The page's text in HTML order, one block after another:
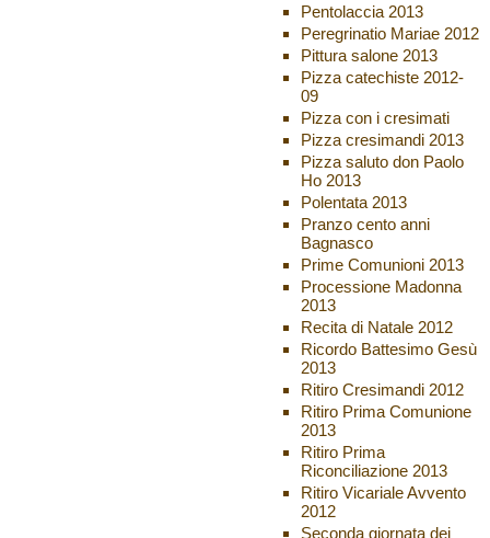
Pentolaccia 2013
Peregrinatio Mariae 2012
Pittura salone 2013
Pizza catechiste 2012-
09
Pizza con i cresimati
Pizza cresimandi 2013
Pizza saluto don Paolo
Ho 2013
Polentata 2013
Pranzo cento anni
Bagnasco
Prime Comunioni 2013
Processione Madonna
2013
Recita di Natale 2012
Ricordo Battesimo Gesù
2013
Ritiro Cresimandi 2012
Ritiro Prima Comunione
2013
Ritiro Prima
Riconciliazione 2013
Ritiro Vicariale Avvento
2012
Seconda giornata dei